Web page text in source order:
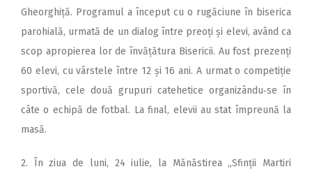
Gheorghiță. Programul a început cu o rugăciune în biserica
parohială, urmată de un dialog între preoți și elevi, având ca
scop apropierea lor de învățătura Bisericii. Au fost prezenți
60 elevi, cu vârstele între 12 și 16 ani. A urmat o competiție
sportivă, cele două grupuri catehetice organizându‑se în
câte o echipă de fotbal. La final, elevii au stat împreună la
masă.
2. În ziua de luni, 24 iulie, la Mănăstirea „Sfinții Martiri